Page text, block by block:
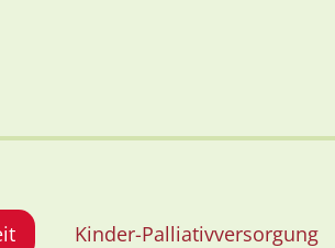
Kinder-Palliativversorgung